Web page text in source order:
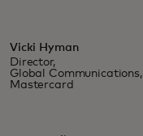
Vicki Hyman
Director,
Global Communications,
Mastercard